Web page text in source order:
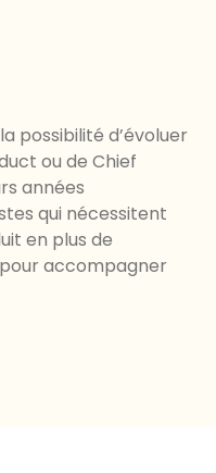
possibilité d’évoluer
ou de Chief
années
qui nécessitent
en plus de
accompagner